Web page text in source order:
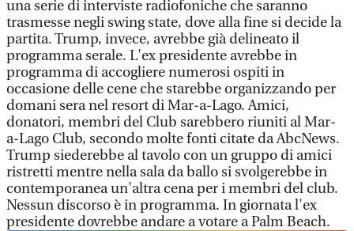
una serie di interviste radiofoniche che saranno
trasmesse negli swing state, dove alla fine si decide la
partita. Trump, invece, avrebbe già delineato il
programma serale. L'ex presidente avrebbe in
programma di accogliere numerosi ospiti in
occasione delle cene che starebbe organizzando per
domani sera nel resort di Mar-a-Lago. Amici,
donatori, membri del Club sarebbero riuniti al Mar-
a-Lago Club, secondo molte fonti citate da AbcNews.
Trump siederebbe al tavolo con un gruppo di amici
ristretti mentre nella sala da ballo si svolgerebbe in
contemporanea un'altra cena per i membri del club.
Nessun discorso è in programma. In giornata l'ex
presidente dovrebbe andare a votare a Palm Beach.